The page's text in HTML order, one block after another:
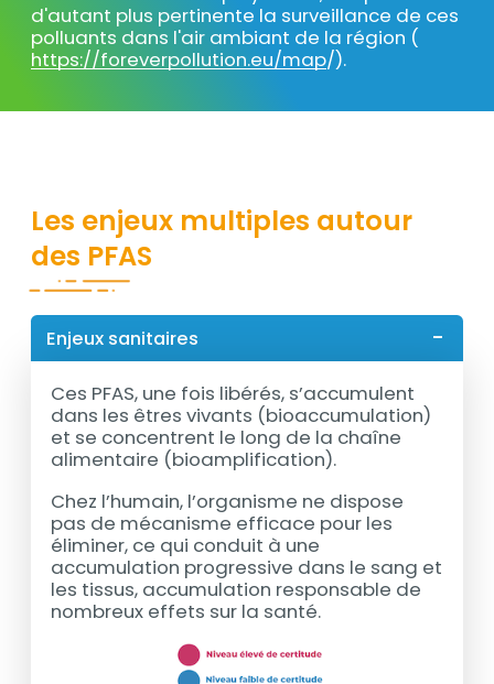
d'autant plus pertinente la surveillance de ces
polluants dans l'air ambiant de la région (
https://foreverpollution.eu/map/).
Titre
Les enjeux multiples autour
des PFAS
Enjeux sanitaires
Ces PFAS, une fois libérés, s’accumulent
dans les êtres vivants (bioaccumulation)
et se concentrent le long de la chaîne
alimentaire (bioamplification).
Chez l’humain, l’organisme ne dispose
pas de mécanisme efficace pour les
éliminer, ce qui conduit à une
accumulation progressive dans le sang et
les tissus, accumulation responsable de
nombreux effets sur la santé.